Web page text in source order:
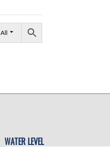
All
WATER LEVEL